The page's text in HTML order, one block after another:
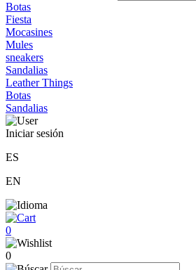
Botas
Fiesta
Mocasines
Mules
sneakers
Sandalias
Leather Things
Botas
Sandalias
Iniciar sesión
ES
EN
0
0